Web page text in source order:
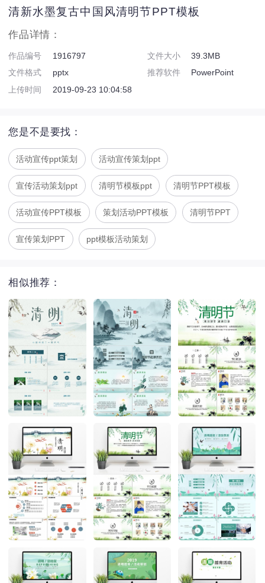
清新水墨复古中国风清明节PPT模板
作品详情：
作品编号 1916797 文件大小
39.3MB
文件格式
pptx 推荐软件
PowerPoint
上传时间
2019-09-23 10:04:58
您是不是要找：
活动宣传ppt策划 活动宣传策划ppt
宣传活动策划ppt 清明节模板ppt 清明节PPT模板
活动宣传PPT模板 策划活动PPT模板 清明节PPT
宣传策划PPT ppt模板活动策划
相似推荐：